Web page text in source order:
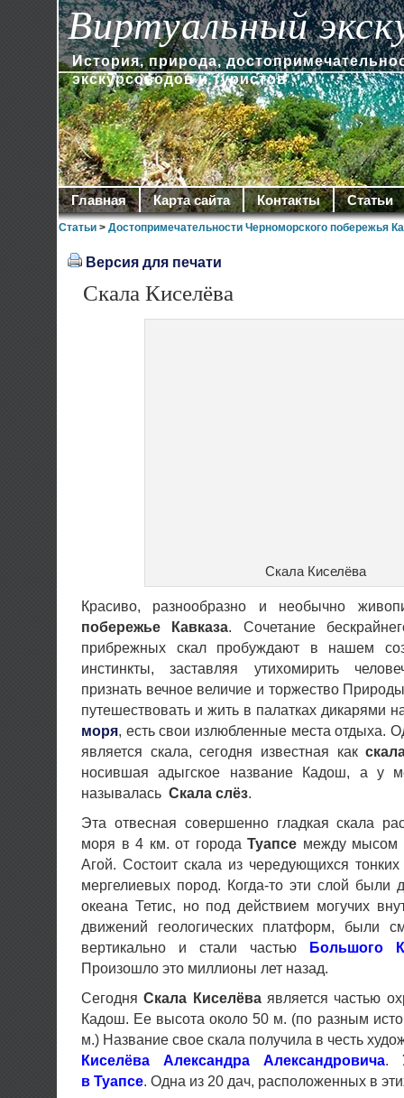
Виртуальный
История, природа,
экскурсоводов и туристов
Главная Карта сайта Контакты Статьи
Статьи > Достопримечательности Черноморского побережья
Версия для печати
Скала Киселёва
Скала Киселёва
Красиво, разнообразно и необычно
побережье Кавказа. Сочетание
прибрежных скал пробуждают в нашем
инстинкты, заставляя утихомирить
признать вечное величие и торжество
путешествовать и жить в палатках дикарями
моря, есть свои излюбленные места отдыха.
является скала, сегодня известная как
носившая адыгское название Кадош, а у
называлась Скала слёз.
Эта отвесная совершенно гладкая скала
моря в 4 км. от города Туапсе между мысом
Агой. Состоит скала из чередующихся
мергелиевых пород. Когда-то эти слой были
океана Тетис, но под действием могучих
движений геологических платформ, были
вертикально и стали частью Большого
Произошло это миллионы лет назад.
СегодняСкала Киселёваявляется частью
Кадош. Ее высота около 50 м. (по разным
м.) Название свое скала получила в честь
Киселёва Александра Александровича.
в Туапсе. Одна из 20 дач, расположенных в